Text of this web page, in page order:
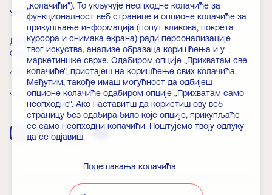
УЛАЗНИЦЕ ЧЛАНСТВО
ДОГАЂАЈИ ЧЕСТА ПИТАЊА
Скини апликацију
App Store Play Store
„колачићи"). То укључује неопходне колачиће за
функционалност веб странице и опционе колачиће за
прикупљање информација (попут кликова, покрета
курсора и снимака екрана) ради персонализације
твог искуства, анализе образаца коришћења и у
маркетиншке сврхе. Одабиром опције „Прихватам све
колачиће", пристајеш на коришћење свих колачића.
Међутим, такође имаш могућност да одбијеш
опционе колачиће одабиром опције „Прихватам само
неопходне". Ако наставитш да користиш ову веб
страницу без одабира било које опције, прикупљаће
се само неопходни колачићи. Поштујемо твоју одлуку
да се одјавиш.
Подешавања колачића